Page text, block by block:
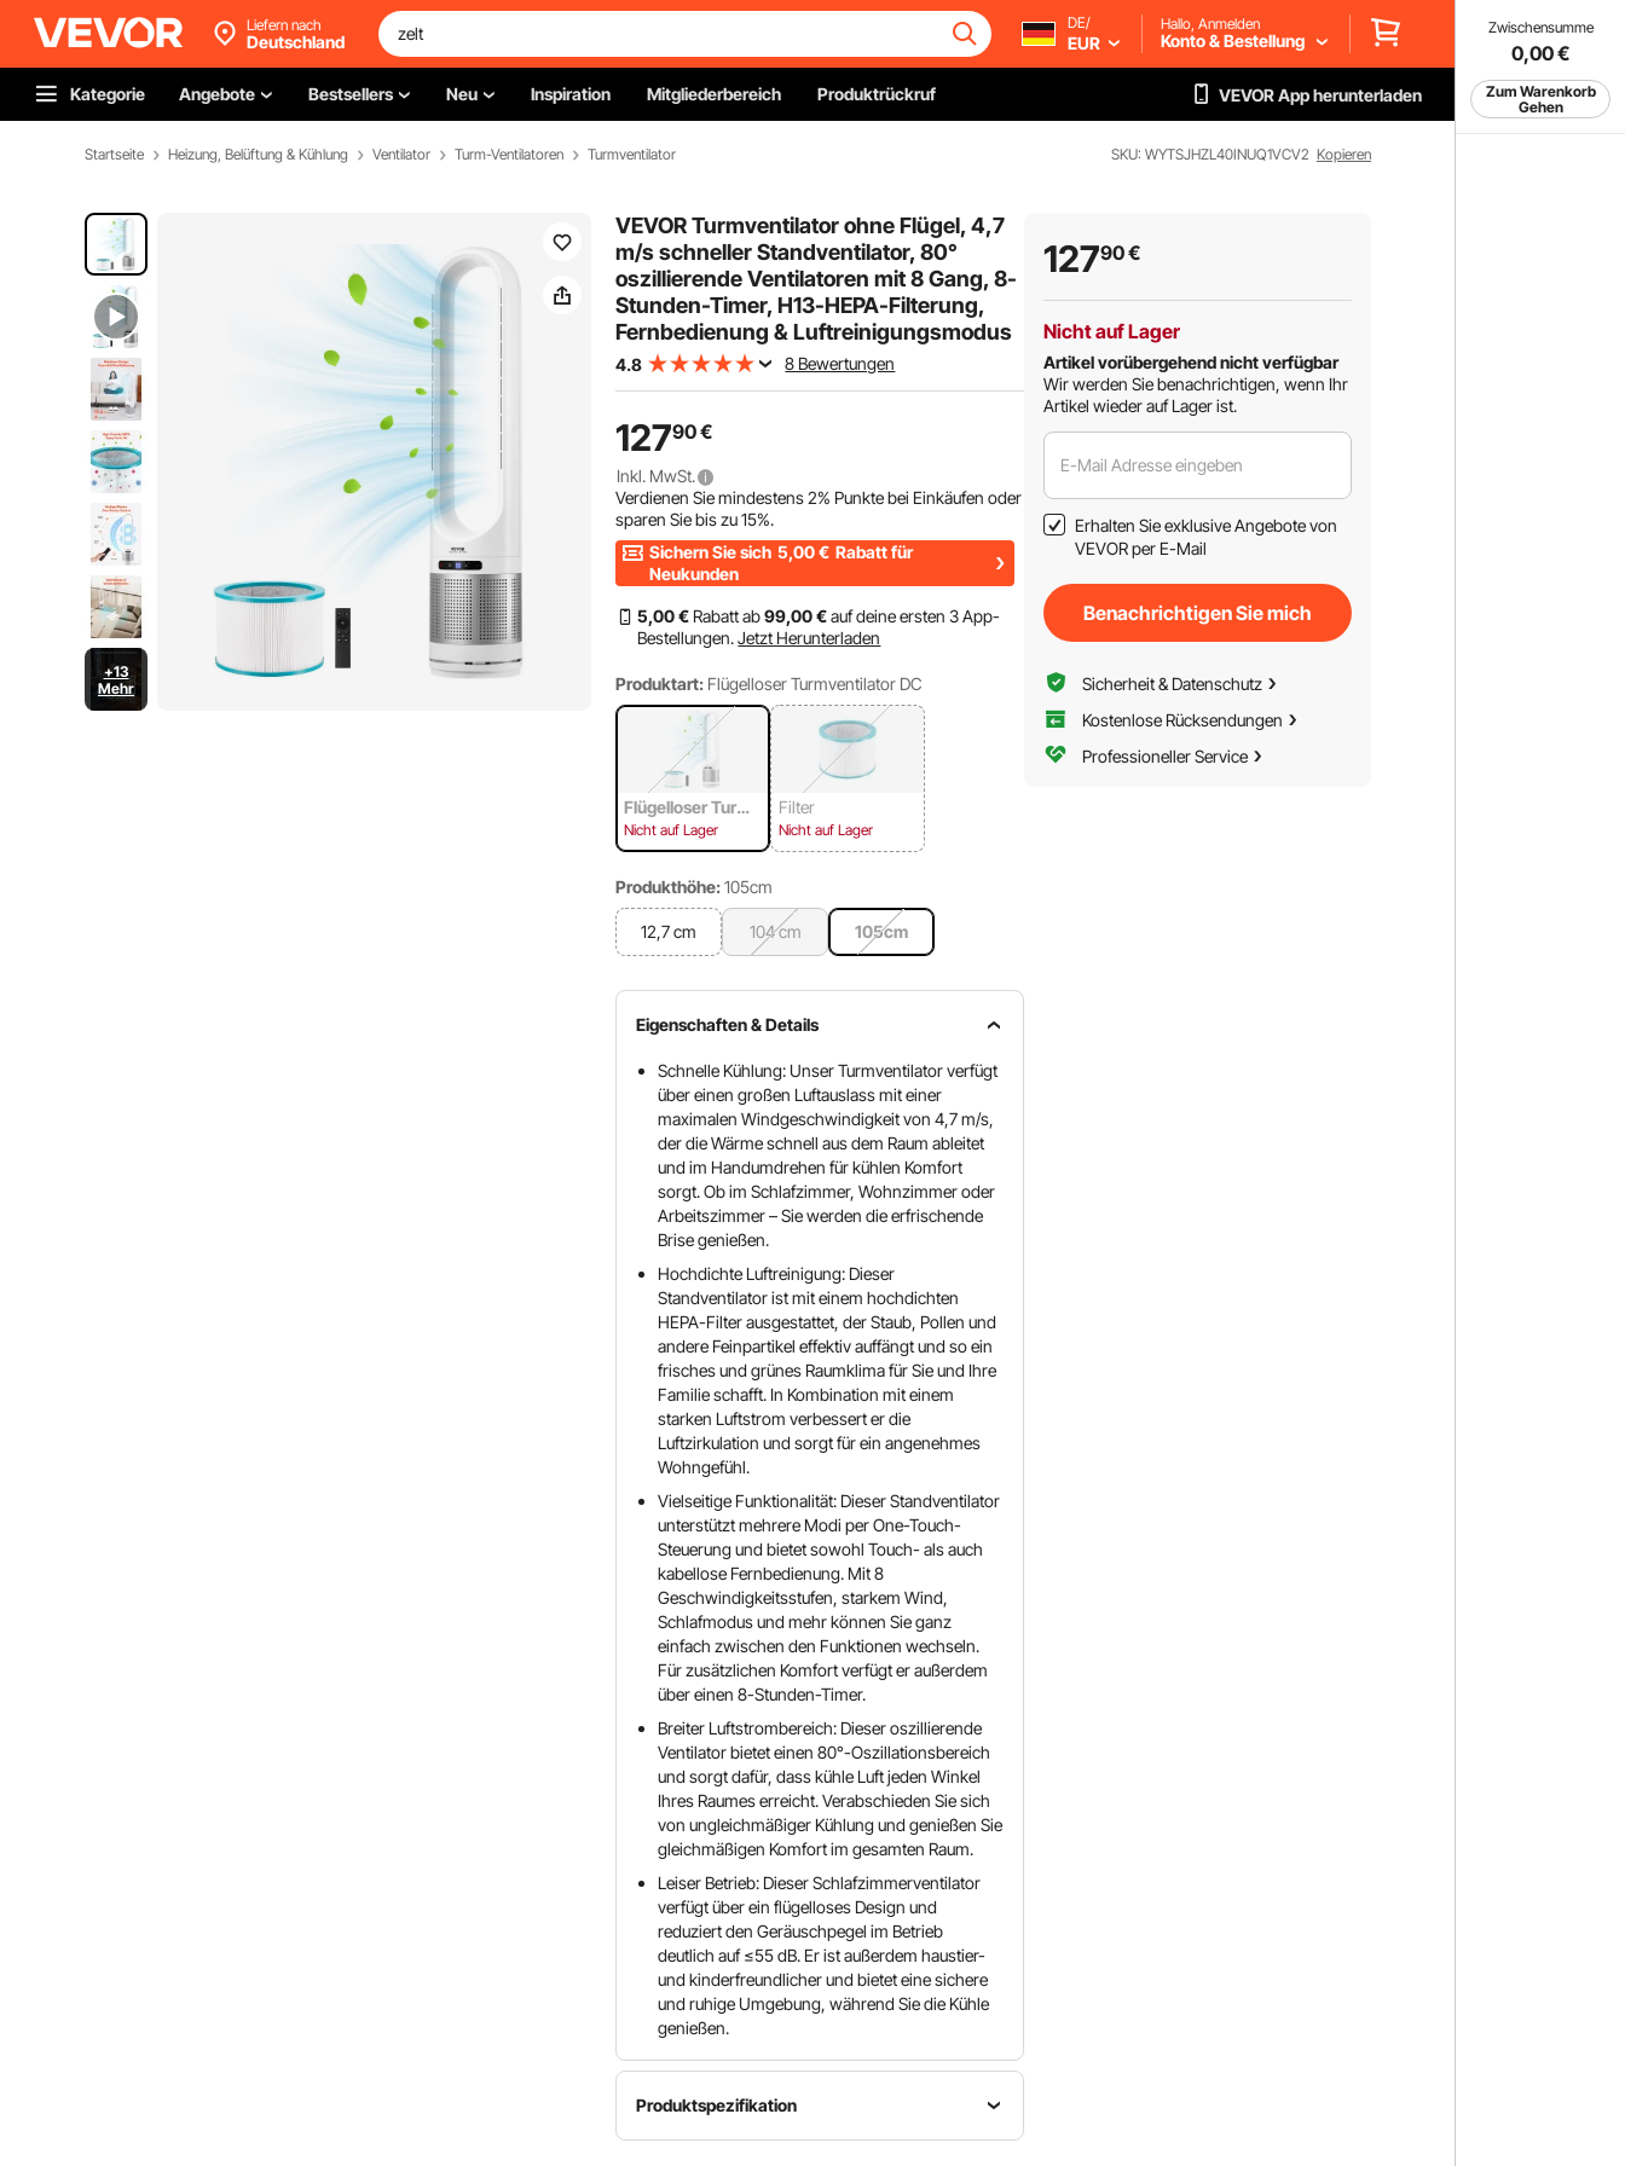
Zwischensumme
0,00€
Zum Warenkorb
Gehen
Liefern nach
Deutschland
DE/
EUR
Hallo, Anmelden
Konto & Bestellung
Kategorie Angebote Bestsellers Neu Inspiration Mitgliederbereich Produktrückruf VEVOR App herunterladen
Startseite Heizung, Belüftung & Kühlung Ventilator Turm-Ventilatoren Turmventilator SKU: WYTSJHZL40INUQ1VCV2 Kopieren
+13
Mehr
VEVOR Turmventilator ohne Flügel, 4,7
m/s schneller Standventilator, 80°
oszillierende Ventilatoren mit 8 Gang, 8-
Stunden-Timer, H13-HEPA-Filterung,
Fernbedienung & Luftreinigungsmodus
4.8 8 Bewertungen
12790€
Inkl. MwSt.
Verdienen Sie mindestens2% Punkte bei Einkäufen oder
sparen Sie bis zu15%.
Sichern Sie sich 5,00 € Rabatt für
Neukunden
5,00 € Rabatt ab99,00 €auf deine ersten 3 App-
Bestellungen. Jetzt Herunterladen
Produktart: Flügelloser Turmventilator DC
Flügelloser Turmv
entilator DC
Nicht auf Lager
Filter
Nicht auf Lager
Produkthöhe: 105cm
12,7 cm 104 cm 105cm
Eigenschaften & Details
Schnelle Kühlung: Unser Turmventilator verfügt
über einen großen Luftauslass mit einer
maximalen Windgeschwindigkeit von 4,7 m/s,
der die Wärme schnell aus dem Raum ableitet
und im Handumdrehen für kühlen Komfort
sorgt. Ob im Schlafzimmer, Wohnzimmer oder
Arbeitszimmer – Sie werden die erfrischende
Brise genießen.
Hochdichte Luftreinigung: Dieser
Standventilator ist mit einem hochdichten
HEPA-Filter ausgestattet, der Staub, Pollen und
andere Feinpartikel effektiv auffängt und so ein
frisches und grünes Raumklima für Sie und Ihre
Familie schafft. In Kombination mit einem
starken Luftstrom verbessert er die
Luftzirkulation und sorgt für ein angenehmes
Wohngefühl.
Vielseitige Funktionalität: Dieser Standventilator
unterstützt mehrere Modi per One-Touch-
Steuerung und bietet sowohl Touch- als auch
kabellose Fernbedienung. Mit 8
Geschwindigkeitsstufen, starkem Wind,
Schlafmodus und mehr können Sie ganz
einfach zwischen den Funktionen wechseln.
Für zusätzlichen Komfort verfügt er außerdem
über einen 8-Stunden-Timer.
Breiter Luftstrombereich: Dieser oszillierende
Ventilator bietet einen 80°-Oszillationsbereich
und sorgt dafür, dass kühle Luft jeden Winkel
Ihres Raumes erreicht. Verabschieden Sie sich
von ungleichmäßiger Kühlung und genießen Sie
gleichmäßigen Komfort im gesamten Raum.
Leiser Betrieb: Dieser Schlafzimmerventilator
verfügt über ein flügelloses Design und
reduziert den Geräuschpegel im Betrieb
deutlich auf ≤55 dB. Er ist außerdem haustier-
und kinderfreundlicher und bietet eine sichere
und ruhige Umgebung, während Sie die Kühle
genießen.
Produktspezifikation
12790€
Nicht auf Lager
Artikel vorübergehend nicht verfügbar
Wir werden Sie benachrichtigen, wenn Ihr
Artikel wieder auf Lager ist.
E-Mail Adresse eingeben
Erhalten Sie exklusive Angebote von
VEVOR per E-Mail
Benachrichtigen Sie mich
Sicherheit & Datenschutz
Kostenlose Rücksendungen
Professioneller Service